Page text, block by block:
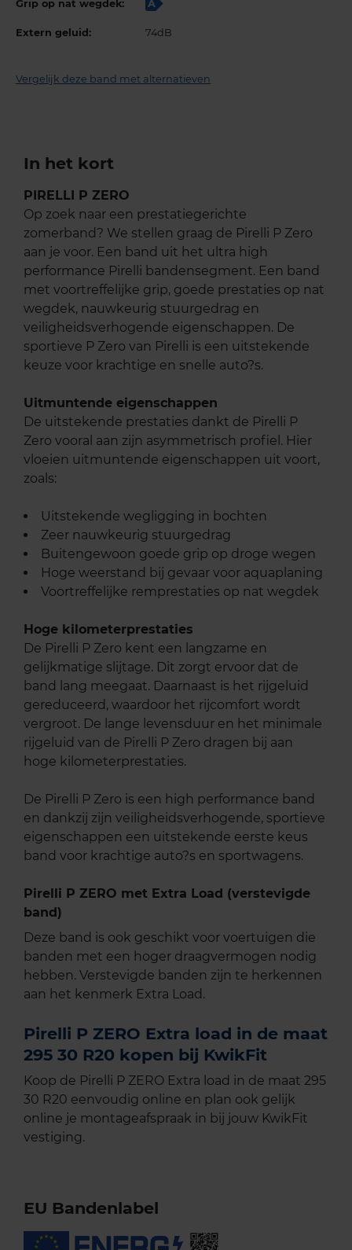
Grip op nat wegdek: A
Extern geluid: 74dB
Vergelijk deze band met alternatieven
In het kort
PIRELLI P ZERO
Op zoek naar een prestatiegerichte
zomerband? We stellen graag de Pirelli P Zero
aan je voor. Een band uit het ultra high
performance Pirelli bandensegment. Een band
met voortreffelijke grip, goede prestaties op nat
wegdek, nauwkeurig stuurgedrag en
veiligheidsverhogende eigenschappen. De
sportieve P Zero van Pirelli is een uitstekende
keuze voor krachtige en snelle auto?s.
Uitmuntende eigenschappen
De uitstekende prestaties dankt de Pirelli P
Zero vooral aan zijn asymmetrisch profiel. Hier
vloeien uitmuntende eigenschappen uit voort,
zoals:
Uitstekende wegligging in bochten
Zeer nauwkeurig stuurgedrag
Buitengewoon goede grip op droge wegen
Hoge weerstand bij gevaar voor aquaplaning
Voortreffelijke remprestaties op nat wegdek
Hoge kilometerprestaties
De Pirelli P Zero kent een langzame en
gelijkmatige slijtage. Dit zorgt ervoor dat de
band lang meegaat. Daarnaast is het rijgeluid
gereduceerd, waardoor het rijcomfort wordt
vergroot. De lange levensduur en het minimale
rijgeluid van de Pirelli P Zero dragen bij aan
hoge kilometerprestaties.
De Pirelli P Zero is een high performance band
en dankzij zijn veiligheidsverhogende, sportieve
eigenschappen een uitstekende eerste keus
band voor krachtige auto?s en sportwagens.
Pirelli P ZERO met Extra Load (verstevigde
band)
Deze band is ook geschikt voor voertuigen die
banden met een hoger draagvermogen nodig
hebben. Verstevigde banden zijn te herkennen
aan het kenmerk Extra Load.
Pirelli P ZERO Extra load in de maat
295 30 R20 kopen bij KwikFit
Koop de Pirelli P ZERO Extra load in de maat 295
30 R20 eenvoudig online en plan ook gelijk
online je montageafspraak in bij jouw KwikFit
vestiging.
EU Bandenlabel